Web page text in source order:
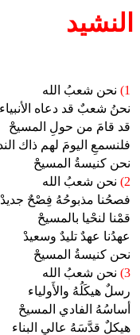
النشيد
1)
نحن شعبُ الله
نحنُ شعبٌ قد دعاه الأنبياء
قد قامَ من حولِ المسيحْ
فلنسمعِ اليومَ لهم ذاك
نحن كنيسةُ المسيحْ
2)
نحن شعبُ الله
فصحُنا مذبوحُهُ فِصْحٌ جديدْ
قمْنا لنحْيا بالمسيحْ
عهدُنا عهدٌ تليدٌ وسعيدْ
نحن كنيسةُ المسيحْ
3) نحن شعبُ الله
رسلٌ هيكَلُهُ والأَولياء
أساسُهُ الفادي المسيحْ
هيكلٌ قدَّسَهُ عالي البناء